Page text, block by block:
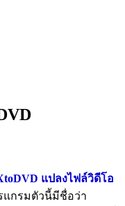
แปลงไฟล์วิดีโอ
แกรมตัวนี้มีชื่อว่า